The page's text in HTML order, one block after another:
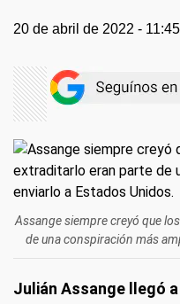
20 de abril de 2022 - 11:45
Assange siempre creyó que
de una conspiración más
Julián Assange llegó